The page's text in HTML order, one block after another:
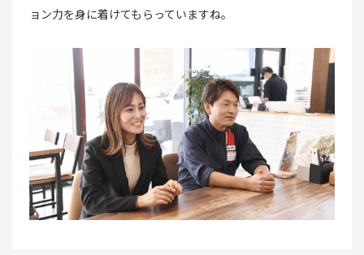
ョン力を身に着けてもらっていますね。